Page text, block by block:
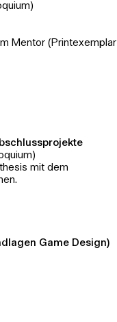
Mentor (Printexemplar
mit dem
Game Design)